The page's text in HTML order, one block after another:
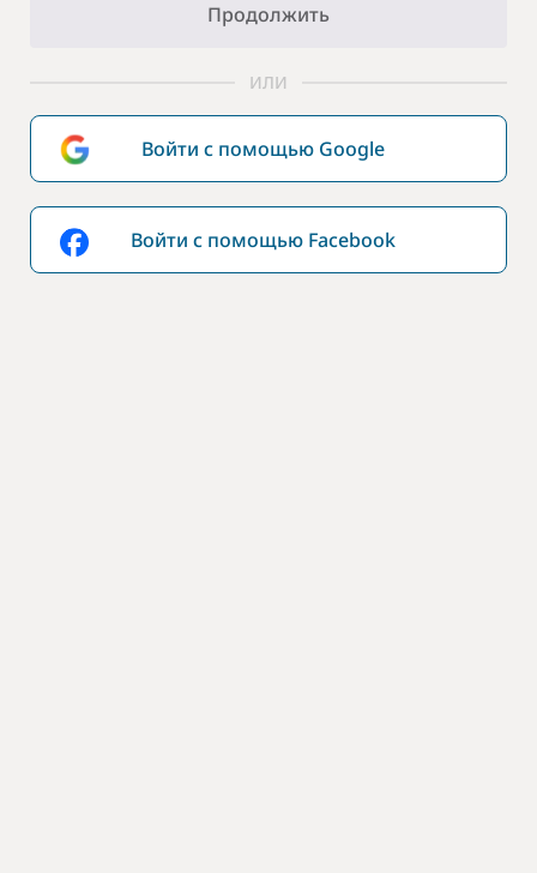
Продолжить
ИЛИ
Войти с помощью Google
Войти с помощью Facebook